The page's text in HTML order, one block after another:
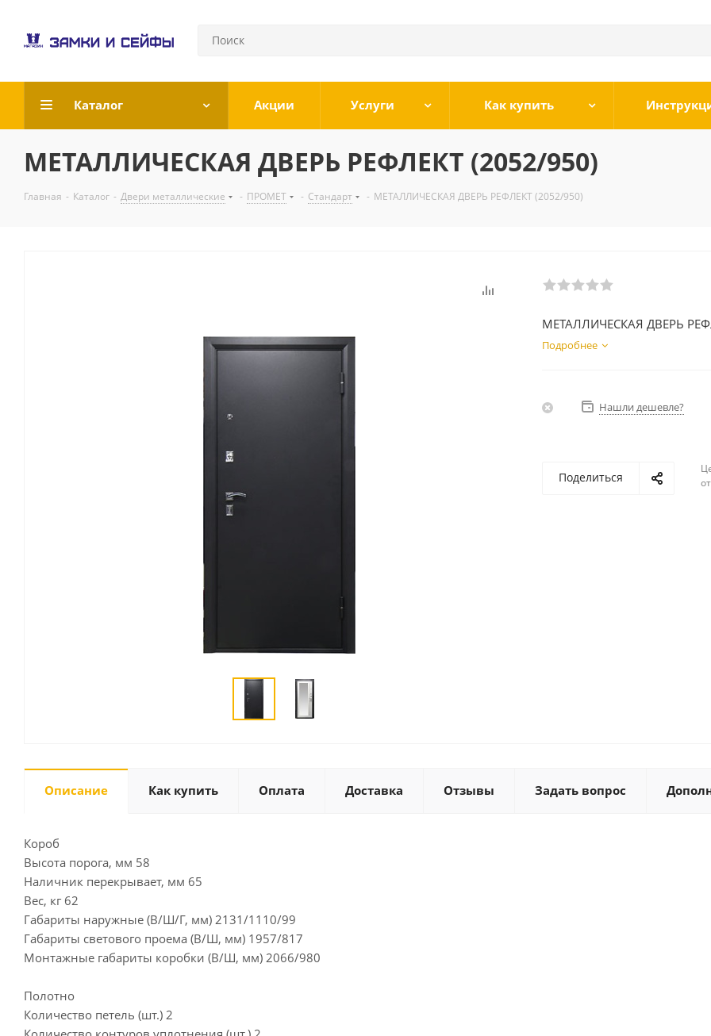
Каталог Акции Услуги Как купить
МЕТАЛЛИЧЕСКАЯ ДВЕРЬ РЕФЛЕКТ (2052/950)
Главная - Каталог - Двери металлические - ПРОМЕТ - Стандарт - МЕТАЛЛИЧЕСКАЯ ДВЕРЬ РЕФЛЕКТ (2052/950)
МЕТАЛЛИЧЕСКАЯ ДВЕРЬ
Подробнее
Нашли дешевле?
Поделиться
Описание Как купить Оплата Доставка Отзывы Задать вопрос
Короб
Высота порога, мм 58
Наличник перекрывает, мм 65
Вес, кг 62
Габариты наружные (В/Ш/Г, мм) 2131/1110/99
Габариты светового проема (В/Ш, мм) 1957/817
Монтажные габариты коробки (В/Ш, мм) 2066/980
Полотно
Количество петель (шт.) 2